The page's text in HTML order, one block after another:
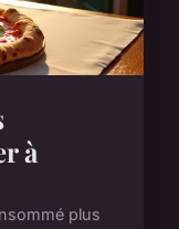
à
plus